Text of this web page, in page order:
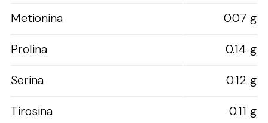
Metionina
0.07 g
Prolina
0.14 g
Serina
0.12 g
Tirosina
0.11 g